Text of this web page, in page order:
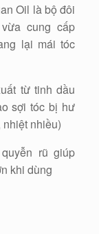
Oil là bộ đôi
cung cấp
lại mái tóc
từ tinh dầu
sợi tóc bị hư
nhiều)
rũ giúp
khi dùng